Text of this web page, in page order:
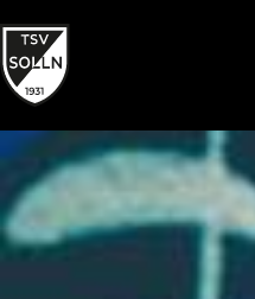
Inhalt
springen